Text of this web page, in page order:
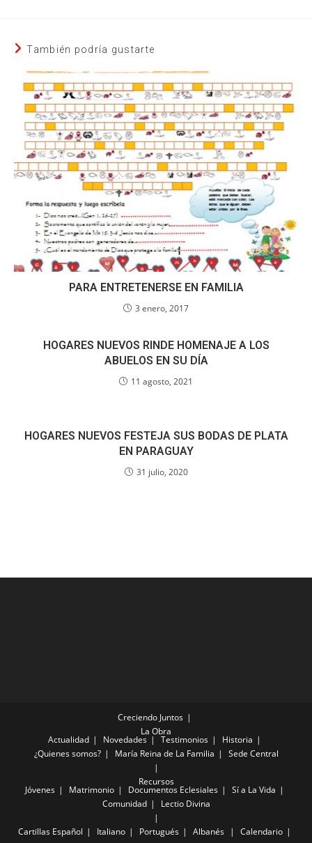
También podría gustarte
PARA ENTRETENERSE EN FAMILIA
3 enero, 2017
HOGARES NUEVOS RINDE HOMENAJE A LOS
ABUELOS EN SU DÍA
11 agosto, 2021
HOGARES NUEVOS FESTEJA SUS BODAS DE PLATA
EN PARAGUAY
31 julio, 2020
Creciendo Juntos
La Obra
Actualidad Novedades Testimonios
Historia
¿Quienes somos?
María Reina de La Familia Sede Central
Recursos
Jóvenes Matrimonio Documentos Eclesiales
Sí a La Vida
Comunidad
Lectio Divina
Cartillas Español Italiano Portugués Albanés Calendario